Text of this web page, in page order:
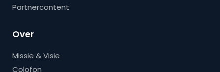
Partnercontent
Over
Missie & Visie
Colofon